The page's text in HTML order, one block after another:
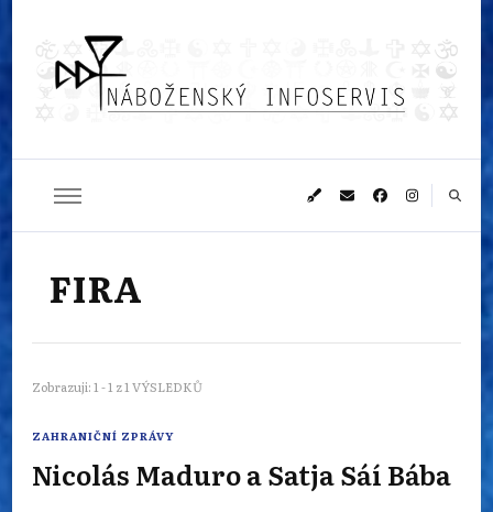
Náboženský
infoservis
FIRA
Zobrazuji: 1 - 1 z 1 VÝSLEDKŮ
ZAHRANIČNÍ ZPRÁVY
Nicolás Maduro a Satja Sáí Bába